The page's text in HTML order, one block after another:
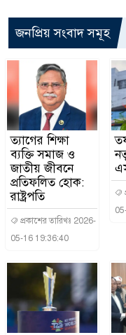
জনপ্রিয় সংবাদ সমূহ
ত্যাগের শিক্ষা
ব্যক্তি সমাজ ও
জাতীয় জীবনে
প্রতিফলিত হোক:
রাষ্ট্রপতি
প্রকাশের তারিখঃ 2026-
05-16 19:36:40